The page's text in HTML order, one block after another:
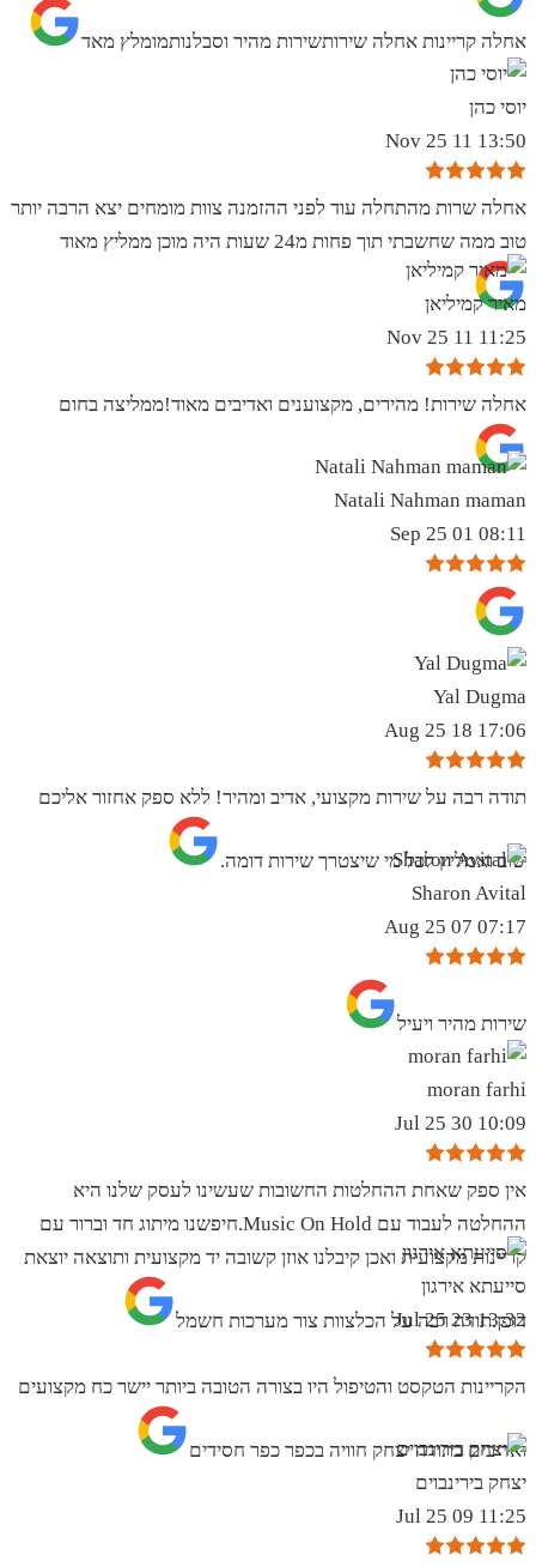
אחלה קריינות אחלה שירותשירות מהיר וסבלנותמומלץ מאד
יוסי כהן
13:50 11 Nov 25
אחלה שרות מהתחלה עוד לפני ההזמנה צוות מומחים יצא הרבה יותר
טוב ממה שחשבתי תוך פחות מ24 שעות היה מוכן ממליץ מאוד
מאיר קמיליאן
11:25 11 Nov 25
אחלה שירות! מהירים, מקצוענים ואדיבים מאוד!ממליצה בחום
Natali Nahman maman
08:11 01 Sep 25
Yal Dugma
17:06 18 Aug 25
תודה רבה על שירות מקצועי, אדיב ומהיר! ללא ספק אחזור אליכם
שוב ואמליץ לכל מי שיצטרך שירות דומה.
Sharon Avital
07:17 07 Aug 25
שירות מהיר ויעיל
moran farhi
10:09 30 Jul 25
אין ספק שאחת ההחלטות החשובות שעשינו לעסק שלנו היא
ההחלטה לעבוד עם Music On Hold.חיפשנו מיתוג חד וברור עם
קריינות מקצועית ואכן קיבלנו אוזן קשובה יד מקצועית ותוצאה יוצאת
דופן.תודה רבה על הכלצוות צור מערכות חשמל
סייעתא אירגון
13:32 23 Jul 25
הקריינות הטקסט והטיפול היו בצורה הטובה ביותר יישר כח מקצועים
ואדיבים בתודה יצחק חוויה בכפר כפר חסידים
יצחק בירינבוים
11:25 09 Jul 25